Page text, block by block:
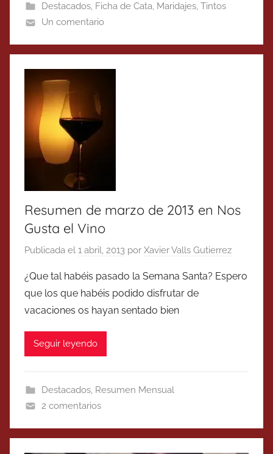
Destacados, Ficha de Cata, Maridajes, Tintos
Un comentario
Resumen de marzo de 2013 en Nos
Gusta el Vino
Publicada el 1 abril, 2013 por Xavier Valls Gutierrez
¿Que tal habéis pasado la Semana Santa? Espero
que los que habéis podido disfrutar de
vacaciones os hayan sentado bien
Seguir leyendo
Destacados, Resumen Mensual
2 comentarios